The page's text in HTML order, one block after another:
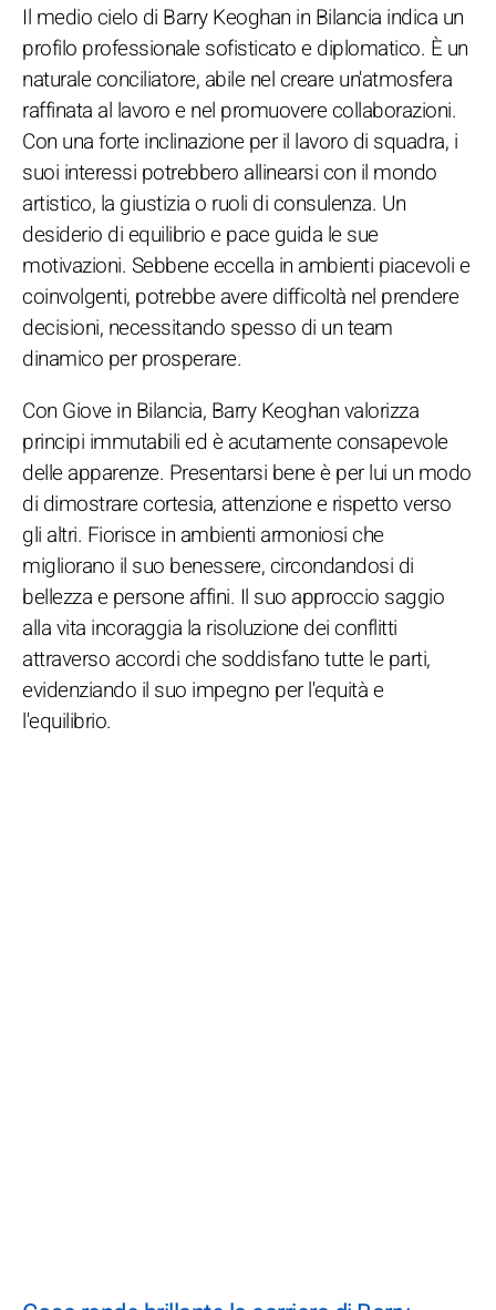
Il medio cielo di Barry Keoghan in Bilancia indica un
profilo professionale sofisticato e diplomatico. È un
naturale conciliatore, abile nel creare un'atmosfera
raffinata al lavoro e nel promuovere collaborazioni.
Con una forte inclinazione per il lavoro di squadra, i
suoi interessi potrebbero allinearsi con il mondo
artistico, la giustizia o ruoli di consulenza. Un
desiderio di equilibrio e pace guida le sue
motivazioni. Sebbene eccella in ambienti piacevoli e
coinvolgenti, potrebbe avere difficoltà nel prendere
decisioni, necessitando spesso di un team
dinamico per prosperare.
Con Giove in Bilancia, Barry Keoghan valorizza
principi immutabili ed è acutamente consapevole
delle apparenze. Presentarsi bene è per lui un modo
di dimostrare cortesia, attenzione e rispetto verso
gli altri. Fiorisce in ambienti armoniosi che
migliorano il suo benessere, circondandosi di
bellezza e persone affini. Il suo approccio saggio
alla vita incoraggia la risoluzione dei conflitti
attraverso accordi che soddisfano tutte le parti,
evidenziando il suo impegno per l'equità e
l'equilibrio.